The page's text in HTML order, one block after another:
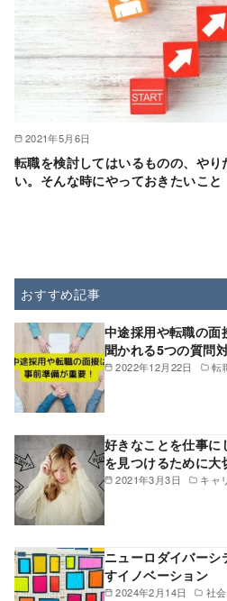
2021年5月6日
転職を検討してはいるものの、や
い。そんな時にやっておきたいこと
おすすめ記事
2022年12月22日 転
中途採用や転職の面
聞かれる5つの質問
2021年3月3日 キャ
好きなことを仕事に
を見つけるために大
2024年2月14日 社
ニューロダイバーシ
すイノベーション